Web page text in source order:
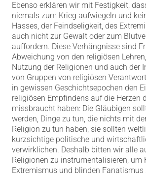
Ebenso erklären wir mit Festigkeit,
niemals zum Krieg aufwiegeln und
Hasses, der Feindseligkeit, des
auch nicht zur Gewalt oder zum
auffordern. Diese Verhängnisse sind
Abweichung von den religiösen
Nutzung der Religionen und auch der
von Gruppen von religiösen
in gewissen Geschichtsepochen den
religiösen Empfindens auf die Herzen
missbraucht haben: Die Gläubigen
werden, Dinge zu tun, die nichts mit
Religion zu tun haben; sie sollten
kurzsichtige politische und
verwirklichen. Deshalb bitten wir alle
Religionen zu instrumentalisieren, um
Extremismus und blinden Fanatismus